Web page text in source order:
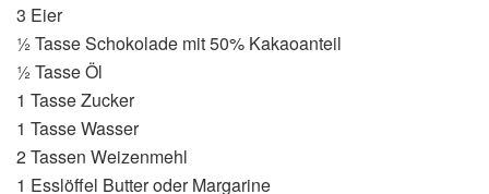
3 Eier
½ Tasse Schokolade mit 50% Kakaoanteil
½ Tasse Öl
1 Tasse Zucker
1 Tasse Wasser
2 Tassen Weizenmehl
1 Esslöffel Butter oder Margarine